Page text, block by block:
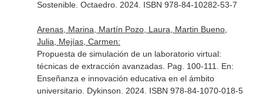
Sostenible. Octaedro. 2024. ISBN 978-84-10282-53-7
Arenas, Marina, Martín Pozo, Laura, Martin Bueno,
Julia, Mejías, Carmen:
Propuesta de simulación de un laboratorio virtual:
técnicas de extracción avanzadas. Pag. 100-111. En:
Enseñanza e innovación educativa en el ámbito
universitario. Dykinson. 2024. ISBN 978-84-1070-018-5